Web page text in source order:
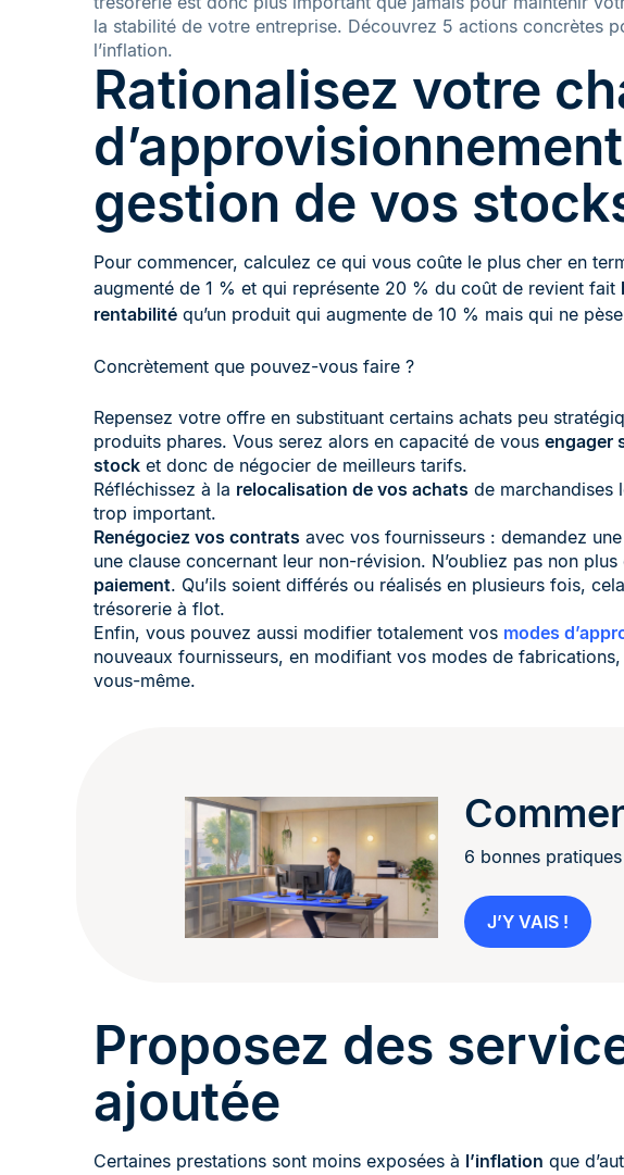
la stabilité de votre entreprise. Découvrez 5 actions concrètes
l’inflation.
Rationalisez votre
gestion de vos
Pour commencer, calculez ce qui vous coûte le plus cher en
augmenté de 1 % et qui représente 20 % du coût de revient fait
rentabilité qu’un produit qui augmente de 10 % mais qui ne
Concrètement que pouvez-vous faire ?
Repensez votre offre en substituant certains achats peu
produits phares. Vous serez alors en capacité de vous engager
stock et donc de négocier de meilleurs tarifs.
Réfléchissez à la relocalisation de vos achats de marchandises
trop important.
Renégociez vos contrats avec vos fournisseurs : demandez
une clause concernant leur non-révision. N’oubliez pas non
paiement. Qu’ils soient différés ou réalisés en plusieurs fois,
trésorerie à flot.
Enfin, vous pouvez aussi modifier totalement vos modes
nouveaux fournisseurs, en modifiant vos modes de
vous-même.
6 bonnes
J’Y VAIS !
Proposez des
ajoutée
Certaines prestations sont moins exposées à l’inflation que